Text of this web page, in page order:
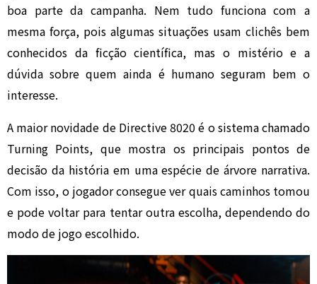
boa parte da campanha. Nem tudo funciona com a
mesma força, pois algumas situações usam clichês bem
conhecidos da ficção científica, mas o mistério e a
dúvida sobre quem ainda é humano seguram bem o
interesse.
A maior novidade de Directive 8020 é o sistema chamado
Turning Points, que mostra os principais pontos de
decisão da história em uma espécie de árvore narrativa.
Com isso, o jogador consegue ver quais caminhos tomou
e pode voltar para tentar outra escolha, dependendo do
modo de jogo escolhido.